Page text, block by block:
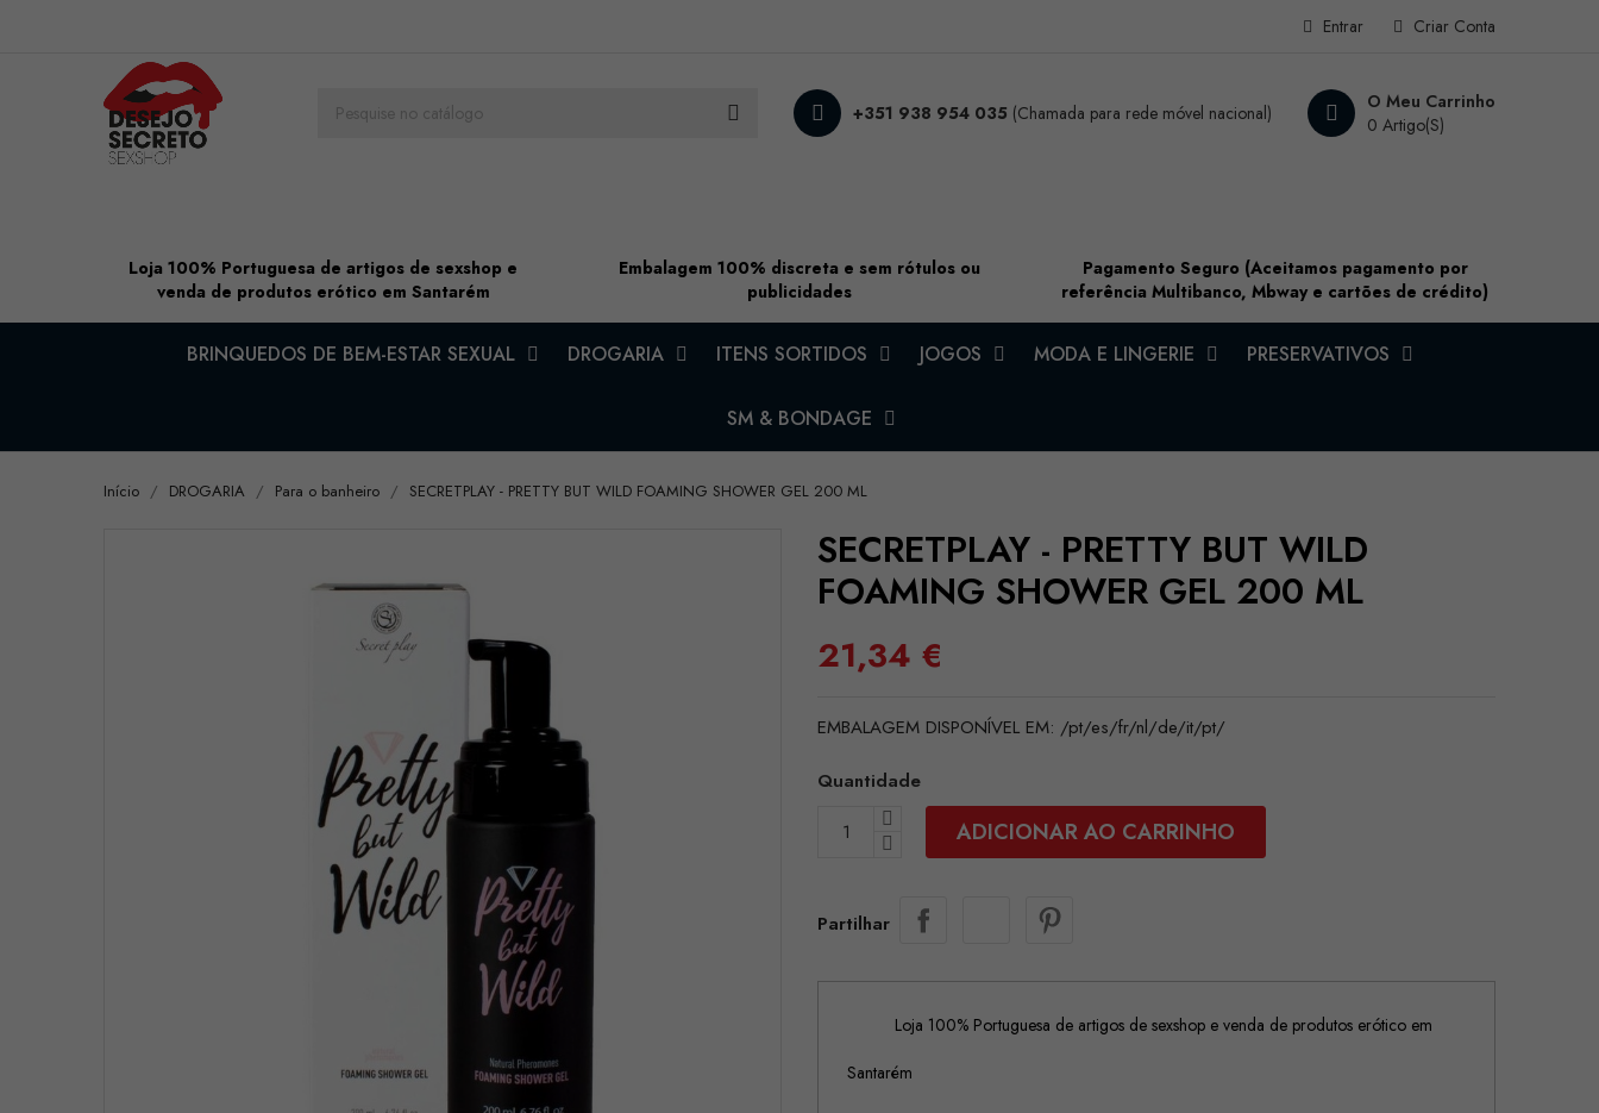
Criar Conta
Entrar
O Meu Carrinho
0 Artigo(s)
+351 938 954 035 (Chamada para rede móvel nacional)
Loja 100% Portuguesa de artigos de sexshop e
venda de produtos erótico em Santarém
Embalagem 100% discreta e sem rótulos ou
publicidades
Pagamento Seguro (Aceitamos pagamento por
referência Multibanco, Mbway e cartões de crédito)
BRINQUEDOS DE BEM-ESTAR SEXUAL DROGARIA ITENS SORTIDOS JOGOS MODA E LINGERIE PRESERVATIVOS
SM & BONDAGE
Início DROGARIA Para o banheiro SECRETPLAY - PRETTY BUT WILD FOAMING SHOWER GEL 200 ML
SECRETPLAY - PRETTY BUT WILD
FOAMING SHOWER GEL 200 ML
21,34 €
EMBALAGEM DISPONÍVEL EM: /pt/es/fr/nl/de/it/pt/
Quantidade
ADICIONAR AO CARRINHO
Partilhar
Loja 100% Portuguesa de artigos de sexshop e venda de produtos erótico em
Santarém